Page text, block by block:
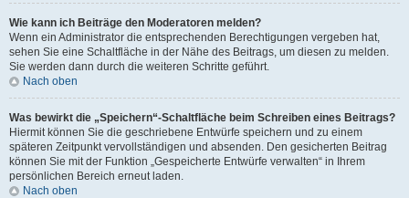
Wie kann ich Beiträge den Moderatoren melden?
Wenn ein Administrator die entsprechenden Berechtigungen vergeben hat,
sehen Sie eine Schaltfläche in der Nähe des Beitrags, um diesen zu melden.
Sie werden dann durch die weiteren Schritte geführt.
Nach oben
Was bewirkt die „Speichern“-Schaltfläche beim Schreiben eines Beitrags?
Hiermit können Sie die geschriebene Entwürfe speichern und zu einem
späteren Zeitpunkt vervollständigen und absenden. Den gesicherten Beitrag
können Sie mit der Funktion „Gespeicherte Entwürfe verwalten“ in Ihrem
persönlichen Bereich erneut laden.
Nach oben